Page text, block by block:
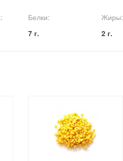
Белки:
7 г.
Жиры:
2 г.